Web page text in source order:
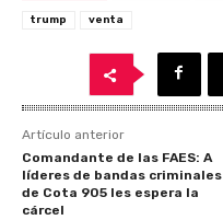
trump venta
Artículo anterior
Comandante de las FAES: A
líderes de bandas criminales
de Cota 905 les espera la
cárcel